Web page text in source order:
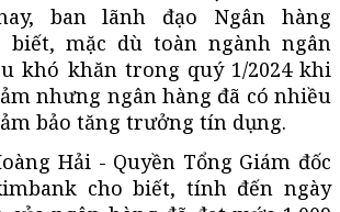
ban lãnh đạo Ngân hàng
biết, mặc dù toàn ngành ngân
khó khăn trong quý 1/2024 khi
nhưng ngân hàng đã có nhiều
bảo tăng trưởng tín dụng.
Hải - Quyền Tổng Giám đốc
cho biết, tính đến ngày